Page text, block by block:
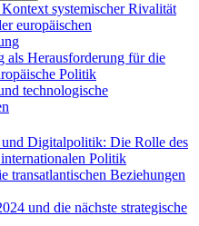
systemischer Rivalität
europäischen
als Herausforderung für die
Politik
technologische
Digitalpolitik: Die Rolle des
Politik
transatlantischen Beziehungen
und die nächste strategische